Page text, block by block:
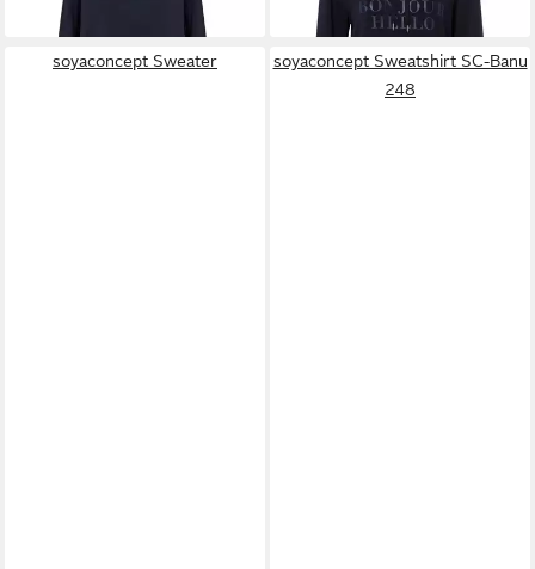
soyaconcept Sweater
soyaconcept Sweatshirt SC-Banu
248